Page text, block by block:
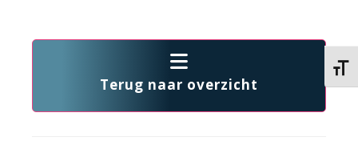
Terug naar overzicht